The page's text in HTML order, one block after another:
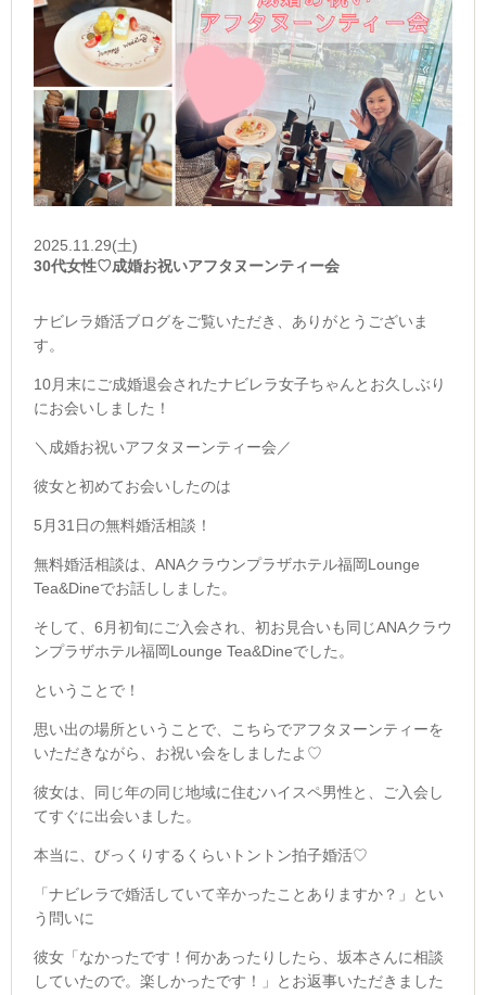
2025.11.29(土)
30代女性♡成婚お祝いアフタヌーンティー会
ナビレラ婚活ブログをご覧いただき、ありがとうございま
す。
10月末にご成婚退会されたナビレラ女子ちゃんとお久しぶり
にお会いしました！
＼成婚お祝いアフタヌーンティー会／
彼女と初めてお会いしたのは
5月31日の無料婚活相談！
無料婚活相談は、ANAクラウンプラザホテル福岡Lounge
Tea&Dineでお話ししました。
そして、6月初旬にご入会され、初お見合いも同じANAクラウ
ンプラザホテル福岡Lounge Tea&Dineでした。
ということで！
思い出の場所ということで、こちらでアフタヌーンティーを
いただきながら、お祝い会をしましたよ♡
彼女は、同じ年の同じ地域に住むハイスペ男性と、ご入会し
てすぐに出会いました。
本当に、びっくりするくらいトントン拍子婚活♡
「ナビレラで婚活していて辛かったことありますか？」とい
う問いに
彼女「なかったです！何かあったりしたら、坂本さんに相談
していたので。楽しかったです！」とお返事いただきました